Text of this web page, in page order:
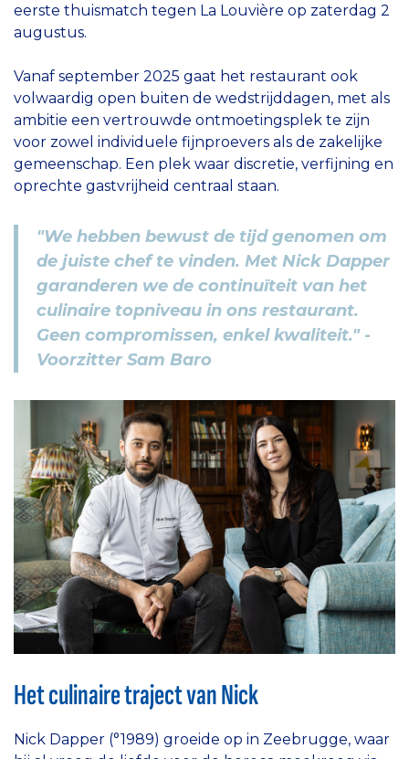
eerste thuismatch tegen La Louvière op zaterdag 2
augustus.
Vanaf september 2025 gaat het restaurant ook
volwaardig open buiten de wedstrijddagen, met als
ambitie een vertrouwde ontmoetingsplek te zijn
voor zowel individuele fijnproevers als de zakelijke
gemeenschap. Een plek waar discretie, verfijning en
oprechte gastvrijheid centraal staan.
"We hebben bewust de tijd genomen om
de juiste chef te vinden. Met Nick Dapper
garanderen we de continuïteit van het
culinaire topniveau in ons restaurant.
Geen compromissen, enkel kwaliteit." -
Voorzitter Sam Baro
Het culinaire traject van Nick
Nick Dapper (°1989) groeide op in Zeebrugge, waar